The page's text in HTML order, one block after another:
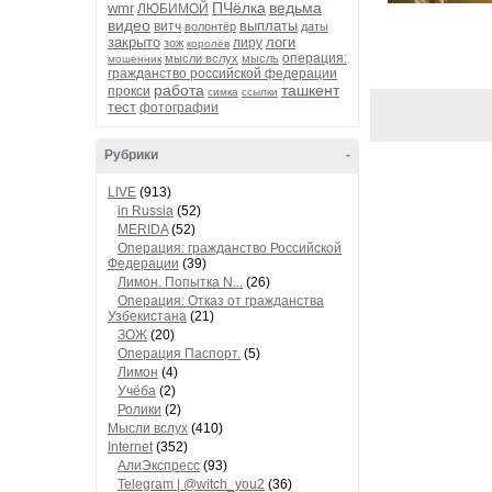
wmr ЛЮБИМОЙ ПЧёлка ведьма
видео витч волонтёр выплаты даты
закрыто зож королёв лиру логи
мошенник мысли вслух мысль операция:
гражданство российской федерации
прокси работа симка ссылки ташкент
тест фотографии
-
Рубрики
LIVE (913)
in Russia (52)
MERIDA(52)
Операция: гражданство Российской
Федерации (39)
Лимон. Попытка N... (26)
Операция: Отказ от гражданства
Узбекистана (21)
ЗОЖ (20)
Операция Паспорт. (5)
Лимон (4)
Учёба (2)
Ролики (2)
Мысли вслух (410)
Internet(352)
АлиЭкспресс (93)
Telegram | @witch_you2 (36)